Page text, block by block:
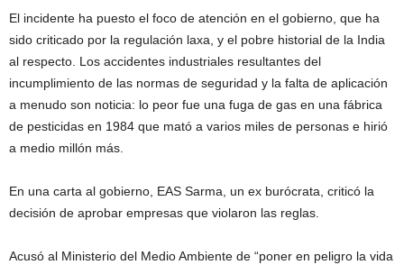
El incidente ha puesto el foco de atención en el gobierno, que ha
sido criticado por la regulación laxa, y el pobre historial de la India
al respecto. Los accidentes industriales resultantes del
incumplimiento de las normas de seguridad y la falta de aplicación
a menudo son noticia: lo peor fue una fuga de gas en una fábrica
de pesticidas en 1984 que mató a varios miles de personas e hirió
a medio millón más.
En una carta al gobierno, EAS Sarma, un ex burócrata, criticó la
decisión de aprobar empresas que violaron las reglas.
Acusó al Ministerio del Medio Ambiente de “poner en peligro la vida